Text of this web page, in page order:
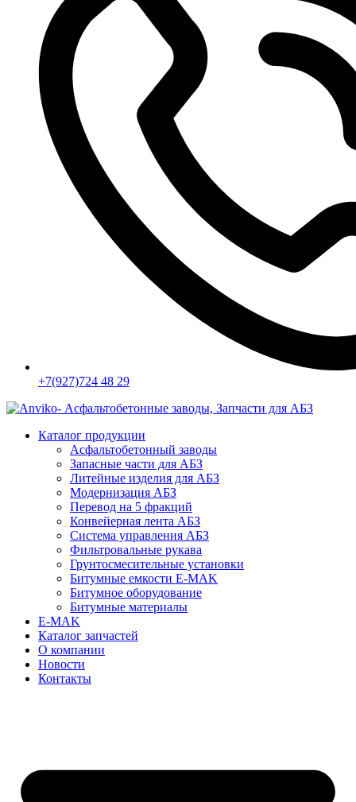
+7(927)724 48 29
Каталог продукции
Асфальтобетонный заводы
Запасные части для АБЗ
Литейные изделия для АБЗ
Модернизация АБЗ
Перевод на 5 фракций
Конвейерная лента АБЗ
Система управления АБЗ
Фильтровальные рукава
Грунтосмесительные установки
Битумные емкости E-MAK
Битумное оборудование
Битумные материалы
E-MAK
Каталог запчастей
О компании
Новости
Контакты